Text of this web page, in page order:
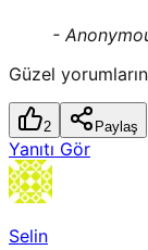
-
Güzel
2 Paylaş
Yanıtı Gör
Selin